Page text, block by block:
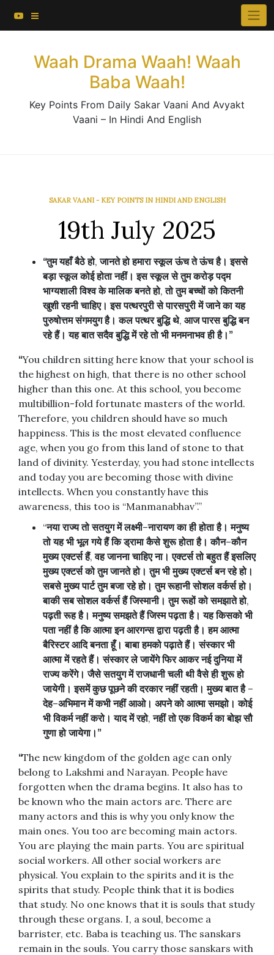
Waah Drama Waah! Waah
Baba Waah!
Key Points From Daily Sakar Vaani And Avyakt
Vaani – In Hindi And English
SAKAR VAANI - KEY POINTS IN HINDI AND ENGLISH
19th July 2025
“तुम यहाँ बैठे हो,जानते हो हमारा स्कूल ऊंच ते ऊंच है। इससे
बड़ा स्कूल कोई होता नहीं। इस स्कूल से तुम करोड़ पद्म
भाग्यशाली विश्व के मालिक बनते हो,तो तुम बच्चों को कितनी
खुशी रहनी चाहिए। इस पत्थरपुरी से पारसपुरी में जाने का यह
पुरुषोत्तम संगमयुग है। कल पत्थर बुद्धि थे, आज पारस बुद्धि बन
रहे हैं। यह बात सदैव बुद्धि में रहे तो भी मनमनाभव ही है। ”
“You children sitting here know that your school is
the highest on high, that there is no other school
higher than this one. At this school, you become
multibillion-fold fortunate masters of the world.
Therefore, you children should have so much
happiness. This is the most elevated confluence
age, when you go from this land of stone to that
land of divinity. Yesterday, you had stone intellects
and today you are becoming those with divine
intellects. When you constantly have this
awareness, this too is “Manmanabhav”.”
“नया राज्य तो सतयुग में लक्ष्मी–नारायण का ही होता है। मनुष्य
तो यह भी भूल गये हैं कि ड्रामा कैसे शुरू होता है। कौन–कौन
मुख्य एक्टर्स हैं,वह जानना चाहिए ना। एक्टर्स तो बहुत हैं इसलिए
मुख्य एक्टर्स को तुम जानते हो। तुम भी मुख्य एक्टर्स बन रहे हो।
सबसे मुख्य पार्ट तुम बजा रहे हो। तुम रूहानी सोशल वर्कर्स हो।
बाकी सब सोशल वर्कर्स हैं जिस्मानी। तुम रूहों को समझाते हो,
पढ़ती रूह है। मनुष्य समझते हैं जिस्म पढ़ता है। यह किसको भी
पता नहीं है कि आत्मा इन आरगन्स द्वारा पढ़ती है। हम आत्मा
बैरिस्टर आदि बनता हूँ। बाबा हमको पढ़ाते हैं। संस्कार भी
आत्मा में रहते हैं। संस्कार ले जायेंगे फिर आकर नई दुनिया में
राज्य करेंगे। जैसे सतयुग में राजधानी चली थी वैसे ही शुरू हो
जायेगी। इसमें कुछ पूछने की दरकार नहीं रहती। मुख्य बात है–
देह–अभिमान में कभी नहीं आओ। अपने को आत्मा समझो। कोई
भी विकर्म नहीं करो। याद में रहो,नहीं तो एक विकर्म का बोझ सौ
गुणा हो जायेगा। ”
“The new kingdom of the golden age can only
belong to Lakshmi and Narayan. People have
forgotten when the drama begins. It also has to
be known who the main actors are. There are
many actors and this is why you only know the
main ones. You too are becoming main actors.
You are playing the main parts. You are spiritual
social workers. All other social workers are
physical. You explain to the spirits and it is the
spirits that study. People think that it is bodies
that study. No one knows that it is souls that study
through these organs. I, a soul, become a
barrister, etc. Baba is teaching us. The sanskars
remain in the souls. You carry those sanskars with
×